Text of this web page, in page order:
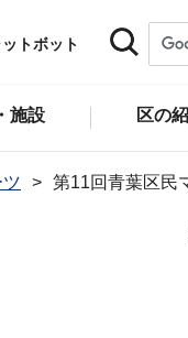
トボット
施設 区の
第11回青葉区民